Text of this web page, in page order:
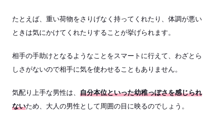
たとえば、重い荷物をさりげなく持ってくれたり、体調が悪い
ときは気にかけてくれたりすることが挙げられます。
相手の手助けとなるようなことをスマートに行えて、わざとら
しさがないので相手に気を使わせることもありません。
気配り上手な男性は、 自分本位といった幼稚っぽさを感じられ
ないため、大人の男性として周囲の目に映るのでしょう。